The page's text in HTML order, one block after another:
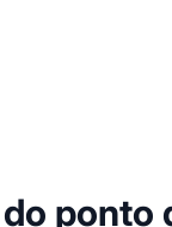
ponto